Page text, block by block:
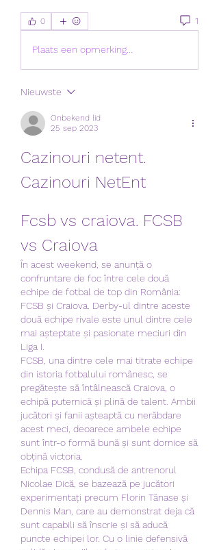
0 1
Plaats een opmerking...
Nieuwste
Onbekend lid
25 sep 2023
Cazinouri netent.
Cazinouri NetEnt
Fcsb vs craiova. FCSB
vs Craiova
În acest weekend, se anunță o
confruntare de foc între cele două
echipe de fotbal de top din România:
FCSB și Craiova. Derby-ul dintre aceste
două echipe rivale este unul dintre cele
mai așteptate și pasionate meciuri din
Liga I.
FCSB, una dintre cele mai titrate echipe
din istoria fotbalului românesc, se
pregătește să întâlnească Craiova, o
echipă puternică și plină de talent. Ambii
jucători și fanii așteaptă cu nerăbdare
acest meci, deoarece ambele echipe
sunt într-o formă bună și sunt dornice să
obțină victoria.
Echipa FCSB, condusă de antrenorul
Nicolae Dică, se bazează pe jucători
experimentați precum Florin Tănase și
Dennis Man, care au demonstrat deja că
sunt capabili să înscrie și să aducă
puncte echipei lor. Cu o linie defensivă